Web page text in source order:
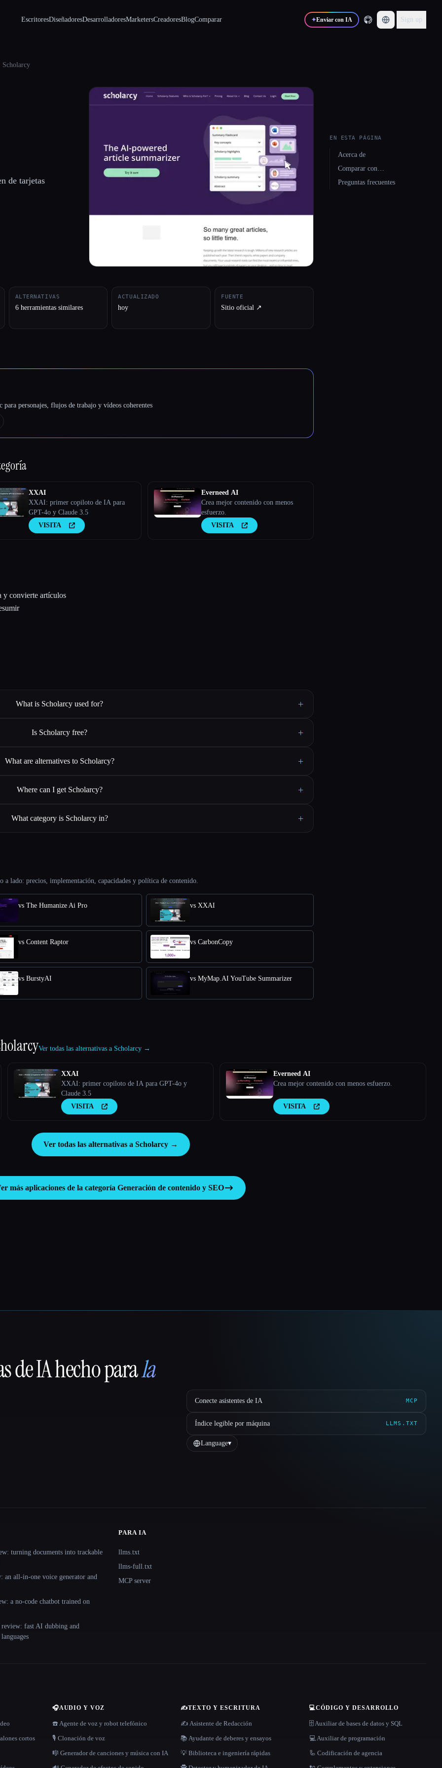
EscritoresDiseñadoresDesarrolladoresMarketersCreadoresBlogComparar ✦Enviar con IA Sign up
Scholarcy
de tarjetas
ALTERNATIVAS
6 herramientas similares
ACTUALIZADO
hoy
FUENTE
Sitio oficial ↗︎
personajes, flujos de trabajo y vídeos coherentes
XXAI
XXAI: primer copiloto de IA para
GPT-4o y Claude 3.5
VISITA
Everneed AI
Crea mejor contenido con menos
esfuerzo.
VISITA
y convierte artículos
What is Scholarcy used for? +
Is Scholarcy free? +
What are alternatives to Scholarcy? +
Where can I get Scholarcy? +
What category is Scholarcy in? +
lado: precios, implementación, capacidades y política de contenido.
vs The Humanize Ai Pro vs XXAI
vs Content Raptor vs CarbonCopy
vs BurstyAI vs MyMap.AI YouTube Summarizer
EN ESTA PÁGINA
Acerca de
Comparar con…
Preguntas frecuentes
Ver todas las alternativas a Scholarcy →
XXAI
XXAI: primer copiloto de IA para GPT-4o y
Claude 3.5
VISITA
Everneed AI
Crea mejor contenido con menos esfuerzo.
VISITA
Ver todas las alternativas a Scholarcy →
más aplicaciones de la categoría Generación de contenido y SEO
de IA hecho parala
Conecte asistentes de IA MCP
Índice legible por máquina LLMS.TXT
Language▾
turning documents into trackable
an all-in-one voice generator and
a no-code chatbot trained on
review: fast AI dubbing and
PARA IA
llms.txt
llms-full.txt
MCP server
cortos
🎧AUDIO Y VOZ
☎️ Agente de voz y robot telefónico
🎙️ Clonación de voz
🎼 Generador de canciones y música con IA
✍️TEXTO Y ESCRITURA
✍️ Asistente de Redacción
📚 Ayudante de deberes y ensayos
💡 Biblioteca e ingeniería rápidas
💻CÓDIGO Y DESARROLLO
🗄️ Auxiliar de bases de datos y SQL
💻 Auxiliar de programación
🦾 Codificación de agencia